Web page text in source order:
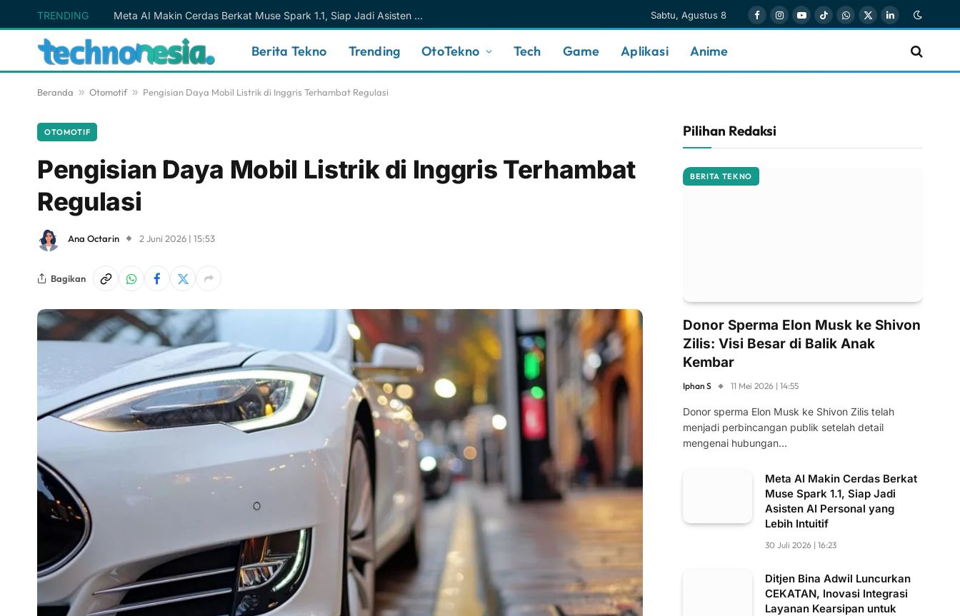
TRENDING Meta AI Makin Cerdas Berkat Muse Spark 1.1, Siap Jadi Asisten AI Personal yang Lebih Intuitif Sabtu, Agustus 8
FacebookInstagram
YouTube
TikTokWhatsApp
X
LinkedIn
Berita Tekno Trending OtoTekno Tech Game Aplikasi Anime
Beranda » Otomotif » Pengisian Daya Mobil Listrik di Inggris Terhambat Regulasi
OTOMOTIF
Pengisian Daya Mobil Listrik di Inggris Terhambat
Regulasi
Ana Octarin 2 Juni 2026 | 15:53
Bagikan
Pilihan Redaksi
BERITA TEKNO
Donor Sperma Elon Musk ke Shivon
Zilis: Visi Besar di Balik Anak
Kembar
Iphan S 11 Mei 2026 | 14:55
Donor sperma Elon Musk ke Shivon Zilis telah
menjadi perbincangan publik setelah detail
mengenai hubungan…
Meta AI Makin Cerdas Berkat
Muse Spark 1.1, Siap Jadi
Asisten AI Personal yang
Lebih Intuitif
30 Juli 2026 | 16:23
Ditjen Bina Adwil Luncurkan
CEKATAN, Inovasi Integrasi
Layanan Kearsipan untuk